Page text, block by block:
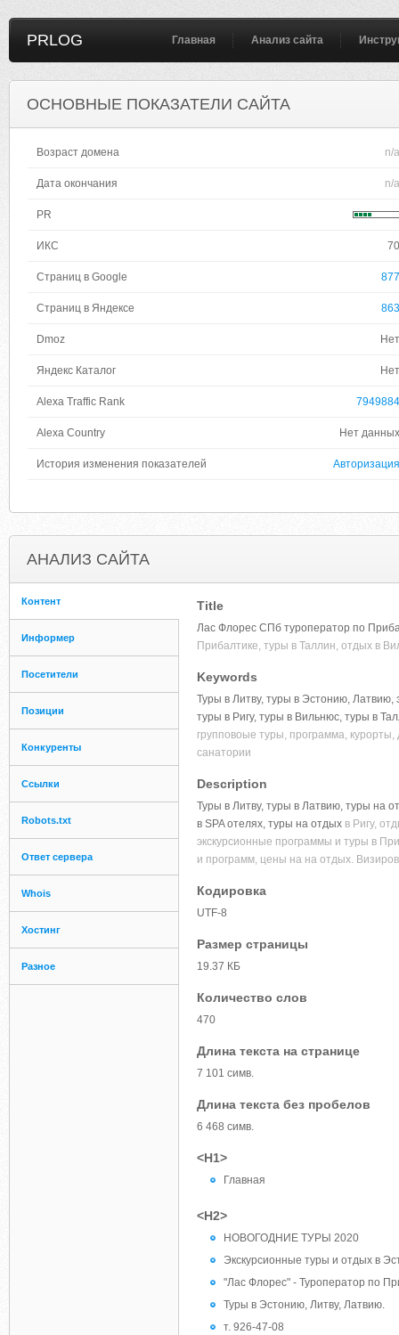
PRLOG Главная Анализ сайта
ОСНОВНЫЕ ПОКАЗАТЕЛИ САЙТА
Возраст домена n/a
Дата окончания n/a
PR
ИКС 70
Страниц в Google 877
Страниц в Яндексе 863
Dmoz Нет
Яндекс Каталог Нет
Alexa Traffic Rank 7949884
Alexa Country Нет данных
История изменения показателей Авторизация
АНАЛИЗ САЙТА
Контент
Информер
Посетители
Позиции
Конкуренты
Ссылки
Robots.txt
Ответ сервера
Whois
Хостинг
Разное
Title
Лас Флорес СПб туроператор по
Прибалтике, туры в Таллин, отдых в
Keywords
Туры в Литву, туры в Эстонию, Латвию,
туры в Ригу, туры в Вильнюс, туры в
групповоые туры, программа,
санатории
Description
Туры в Литву, туры в Латвию, туры на
в SPA отелях, туры на отдых в Ригу,
экскурсионные программы и туры в
и программ, цены на на отдых.
Кодировка
UTF-8
Размер страницы
19.37 КБ
Количество слов
470
Длина текста на странице
7 101 симв.
Длина текста без пробелов
6 468 симв.
<H1>
Главная
<H2>
НОВОГОДНИЕ ТУРЫ 2020
Экскурсионные туры и отдых в
"Лас Флорес" - Туроператор по
Туры в Эстонию, Литву, Латвию.
т. 926-47-08